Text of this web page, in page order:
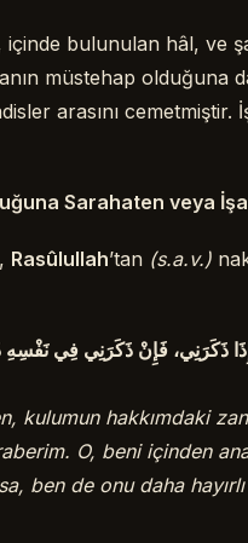
bulunulan hâl, ve
müstehap olduğuna
arasını cemetmiştir.
Sarahaten veya
Rasûlullah’tan (s.a.v.)
إِذَا ذَكَرَنِي، فَإِنْ ذَكَرَنِي فِي
kulumun hakkımdaki
O, beni içinden
ben de onu daha